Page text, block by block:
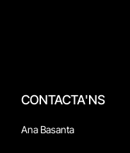
CONTACTA'NS
Ana Basanta